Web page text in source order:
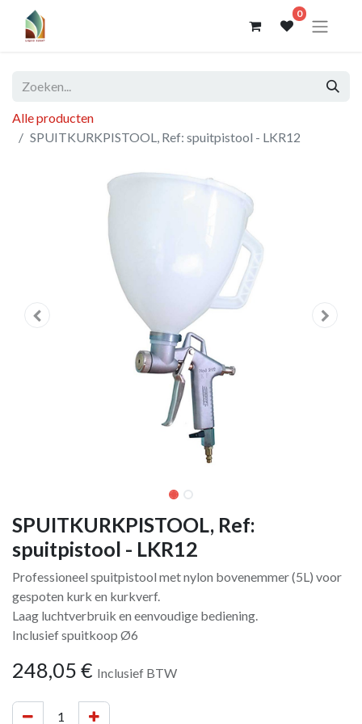
0
Alle producten
SPUITKURKPISTOOL, Ref: spuitpistool - LKR12
SPUITKURKPISTOOL, Ref:
spuitpistool - LKR12
Professioneel spuitpistool met nylon bovenemmer (5L) voor
gespoten kurk en kurkverf.
Laag luchtverbruik en eenvoudige bediening.
Inclusief spuitkoop Ø6
248,05 € Inclusief BTW